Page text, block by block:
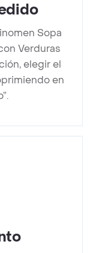
Sopa
Verduras
elegir el
en